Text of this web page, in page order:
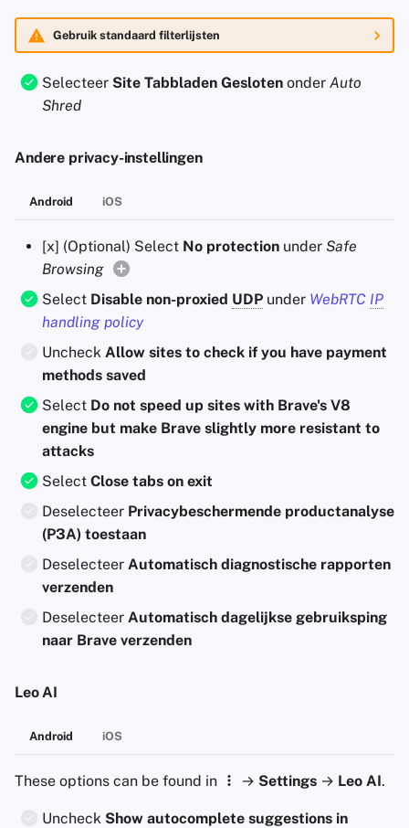
Gebruik standaard filterlijsten
Selecteer Site Tabbladen Gesloten onder Auto
Shred
Andere privacy-instellingen
Android iOS
[x] (Optional) Select No protection under Safe
Browsing
Select Disable non-proxied UDP under WebRTC IP
handling policy
Uncheck Allow sites to check if you have payment
methods saved
Select Do not speed up sites with Brave's V8
engine but make Brave slightly more resistant to
attacks
Select Close tabs on exit
Deselecteer Privacybeschermende productanalyse
(P3A) toestaan
Deselecteer Automatisch diagnostische rapporten
verzenden
Deselecteer Automatisch dagelijkse gebruiksping
naar Brave verzenden
Leo AI
Android iOS
These options can be found in → Settings → Leo AI.
Uncheck Show autocomplete suggestions in